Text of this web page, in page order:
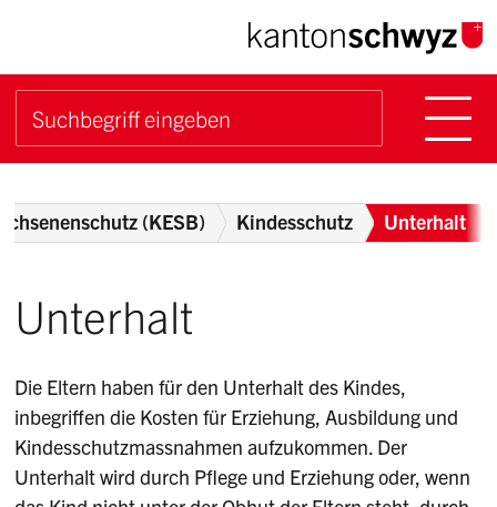
Navigieren im Kanton
Schnellnavigation
Suchbegriff
Breadcrumb
(KESB) Kindesschutz Unterhalt
Unterhalt
Die Eltern haben für den Unterhalt des Kindes,
inbegriffen die Kosten für Erziehung, Ausbildung und
Kindesschutzmassnahmen aufzukommen. Der
Unterhalt wird durch Pflege und Erziehung oder, wenn